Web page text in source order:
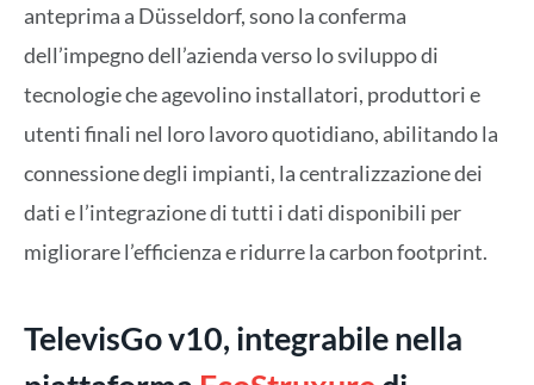
anteprima a Düsseldorf, sono la conferma
dell’impegno dell’azienda verso lo sviluppo di
tecnologie che agevolino installatori, produttori e
utenti finali nel loro lavoro quotidiano, abilitando la
connessione degli impianti, la centralizzazione dei
dati e l’integrazione di tutti i dati disponibili per
migliorare l’efficienza e ridurre la carbon footprint.
TelevisGo v10, integrabile nella